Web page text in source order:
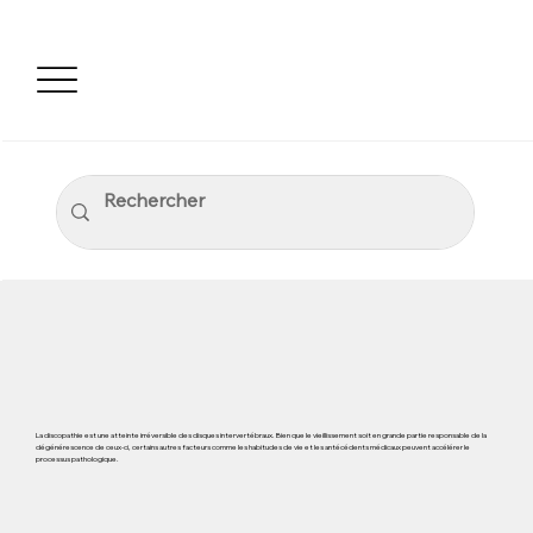
La discopathie est une atteinte irréversible des disques intervertébraux. Bien que le vieillissement soit en grande partie responsable de la
dégénérescence de ceux-ci, certains autres facteurs comme les habitudes de vie et les antécédents médicaux peuvent accélérer le
processus pathologique.